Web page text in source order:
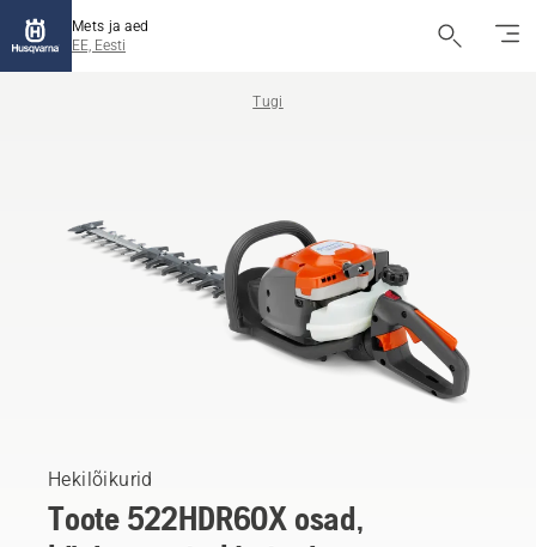
Mets ja aed
EE, Eesti
Tugi
Hekilõikurid
Toote 522HDR60X osad,